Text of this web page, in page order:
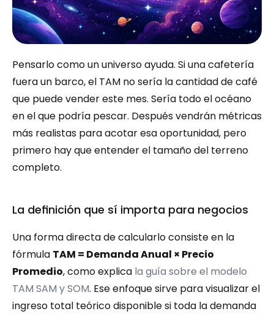
Pensarlo como un universo ayuda. Si una cafetería
fuera un barco, el TAM no sería la cantidad de café
que puede vender este mes. Sería todo el océano
en el que podría pescar. Después vendrán métricas
más realistas para acotar esa oportunidad, pero
primero hay que entender el tamaño del terreno
completo.
La definición que sí importa para negocios
Una forma directa de calcularlo consiste en la
fórmula TAM = Demanda Anual × Precio
Promedio, como explica la guía sobre el modelo
TAM SAM y SOM. Ese enfoque sirve para visualizar el
ingreso total teórico disponible si toda la demanda